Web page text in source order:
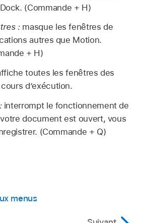
(Commande + H)
:masque les fenêtres de
autres que Motion.
+ H)
toutes les fenêtres des
d’exécution.
interrompt le fonctionnement de
votre document est ouvert, vous
(Commande + Q)
menus